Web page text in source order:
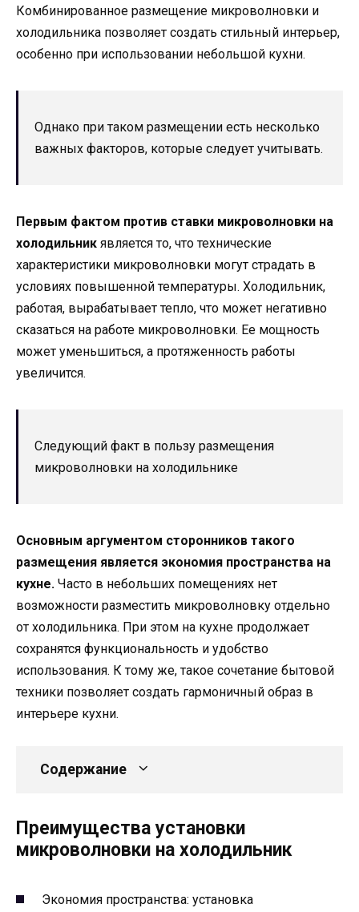
Комбинированное размещение микроволновки и
холодильника позволяет создать стильный интерьер,
особенно при использовании небольшой кухни.
Однако при таком размещении есть несколько
важных факторов, которые следует учитывать.
Первым фактом против ставки микроволновки на
холодильник является то, что технические
характеристики микроволновки могут страдать в
условиях повышенной температуры. Холодильник,
работая, вырабатывает тепло, что может негативно
сказаться на работе микроволновки. Ее мощность
может уменьшиться, а протяженность работы
увеличится.
Следующий факт в пользу размещения
микроволновки на холодильнике
Основным аргументом сторонников такого
размещения является экономия пространства на
кухне. Часто в небольших помещениях нет
возможности разместить микроволновку отдельно
от холодильника. При этом на кухне продолжает
сохранятся функциональность и удобство
использования. К тому же, такое сочетание бытовой
техники позволяет создать гармоничный образ в
интерьере кухни.
Содержание
Преимущества установки
микроволновки на холодильник
Экономия пространства: установка